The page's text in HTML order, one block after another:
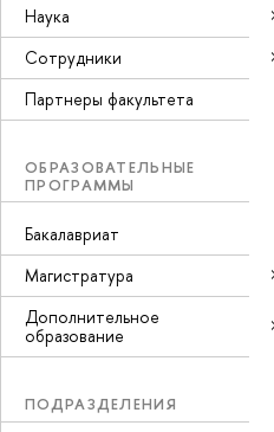
Наука
Cотрудники
Партнеры факультета
ОБРАЗОВАТЕЛЬНЫЕ
ПРОГРАММЫ
Бакалавриат
Магистратура
Дополнительное
образование
ПОДРАЗДЕЛЕНИЯ